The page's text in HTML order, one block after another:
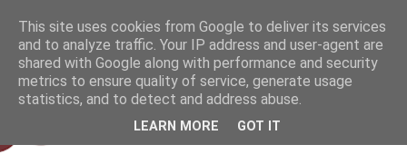
This site uses cookies from Google to deliver its services
and to analyze traffic. Your IP address and user-agent are
shared with Google along with performance and security
metrics to ensure quality of service, generate usage
statistics, and to detect and address abuse.
LEARN MORE GOT IT